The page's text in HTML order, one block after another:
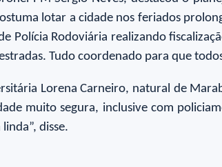
lotar a cidade nos feriados
Polícia Rodoviária realizando
Tudo coordenado para que
Lorena Carneiro, natural de
muito segura, inclusive com
disse.